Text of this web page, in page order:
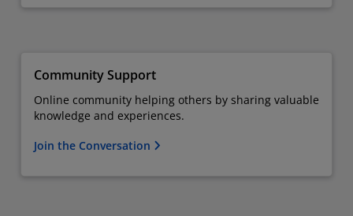
Community Support
Online community helping others by sharing valuable
knowledge and experiences.
Join the Conversation